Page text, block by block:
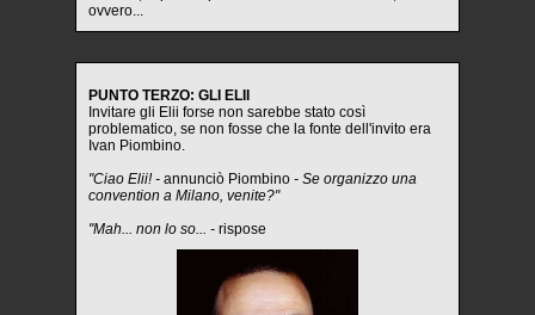
ovvero...
PUNTO TERZO: GLI ELII
Invitare gli Elii forse non sarebbe stato così
problematico, se non fosse che la fonte dell'invito era
Ivan Piombino.
"Ciao Elii! - annunciò Piombino - Se organizzo una
convention a Milano, venite?"
"Mah... non lo so... - rispose